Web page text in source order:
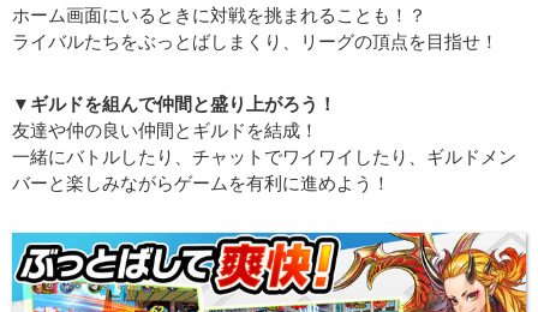
ホーム画面にいるときに対戦を挑まれることも！？
ライバルたちをぶっとばしまくり、リーグの頂点を目指せ！
▼ギルドを組んで仲間と盛り上がろう！
友達や仲の良い仲間とギルドを結成！
一緒にバトルしたり、チャットでワイワイしたり、ギルドメン
バーと楽しみながらゲームを有利に進めよう！